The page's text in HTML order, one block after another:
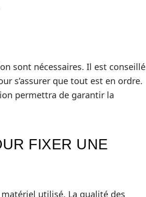
sont nécessaires. Il est conseillé
s’assurer que tout est en ordre.
permettra de garantir la
FIXER UNE
utilisé. La qualité des